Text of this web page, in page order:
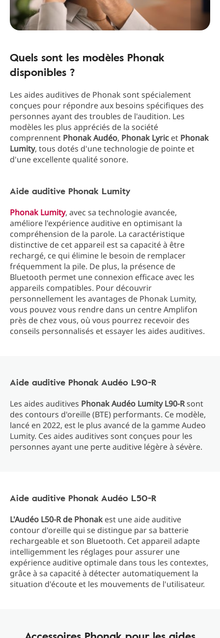
Quels sont les modèles Phonak
disponibles ?
Les aides auditives de Phonak sont spécialement
conçues pour répondre aux besoins spécifiques des
personnes ayant des troubles de l'audition. Les
modèles les plus appréciés de la société
comprennent Phonak Audéo, Phonak Lyric et Phonak
Lumity, tous dotés d'une technologie de pointe et
d'une excellente qualité sonore.
Aide auditive Phonak Lumity
Phonak Lumity, avec sa technologie avancée,
améliore l'expérience auditive en optimisant la
compréhension de la parole. La caractéristique
distinctive de cet appareil est sa capacité à être
rechargé, ce qui élimine le besoin de remplacer
fréquemment la pile. De plus, la présence de
Bluetooth permet une connexion efficace avec les
appareils compatibles. Pour découvrir
personnellement les avantages de Phonak Lumity,
vous pouvez vous rendre dans un centre Amplifon
près de chez vous, où vous pourrez recevoir des
conseils personnalisés et essayer les aides auditives.
Aide auditive Phonak Audéo L90-R
Les aides auditives Phonak Audéo Lumity L90-Rsont
des contours d'oreille (BTE) performants. Ce modèle,
lancé en 2022, est le plus avancé de la gamme Audeo
Lumity. Ces aides auditives sont conçues pour les
personnes ayant une perte auditive légère à sévère.
Aide auditive Phonak Audéo L50-R
L'Audéo L50-R de Phonak est une aide auditive
contour d'oreille qui se distingue par sa batterie
rechargeable et son Bluetooth. Cet appareil adapte
intelligemment les réglages pour assurer une
expérience auditive optimale dans tous les contextes,
grâce à sa capacité à détecter automatiquement la
situation d'écoute et les mouvements de l'utilisateur.